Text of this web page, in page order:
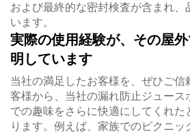
および最終的な密封検査が含まれ、
います。
実際の使用経験が、その屋
明しています
当社の満足したお客様を、ぜひご信
客様から、当社の漏れ防止ジュース
での趣味をさらに快適にしてくれた
ります。例えば、家族でのピクニ